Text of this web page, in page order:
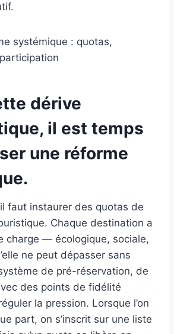
systémique : quotas,
dérive
il est temps
une réforme
faut instaurer des quotas de
Chaque destination a
charge — écologique, sociale,
ne peut dépasser sans
de pré-réservation, de
des points de fidélité
la pression. Lorsque l’on
part, on s’inscrit sur une liste